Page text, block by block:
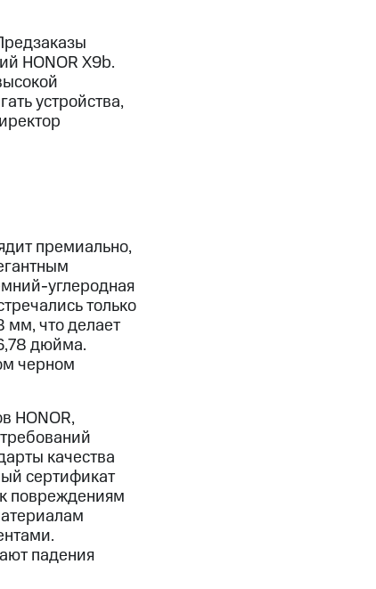
HONOR X9b.
устройства,
премиально,
углеродная
только
мм, что делает
дюйма.
черном
HONOR,
качества
сертификат
повреждениям
падения